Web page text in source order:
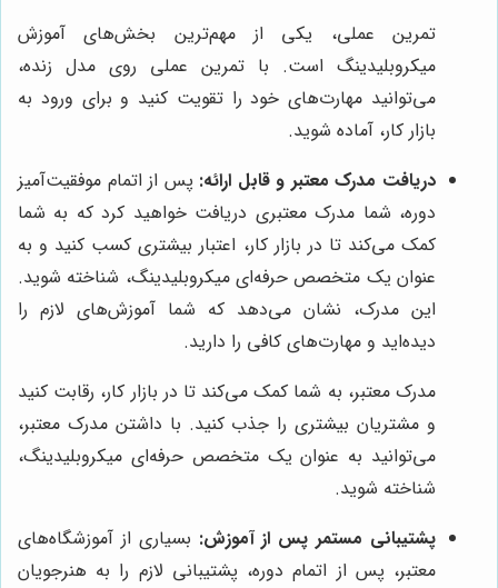
تمرین عملی، یکی از مهم‌ترین بخش‌های آموزش
میکروبلیدینگ است. با تمرین عملی روی مدل زنده،
می‌توانید مهارت‌های خود را تقویت کنید و برای ورود به
بازار کار، آماده شوید.
دریافت مدرک معتبر و قابل ارائه: پس از اتمام موفقیت‌آمیز
دوره، شما مدرک معتبری دریافت خواهید کرد که به شما
کمک می‌کند تا در بازار کار، اعتبار بیشتری کسب کنید و به
عنوان یک متخصص حرفه‌ای میکروبلیدینگ، شناخته شوید.
این مدرک، نشان می‌دهد که شما آموزش‌های لازم را
دیده‌اید و مهارت‌های کافی را دارید.
مدرک معتبر، به شما کمک می‌کند تا در بازار کار، رقابت کنید
و مشتریان بیشتری را جذب کنید. با داشتن مدرک معتبر،
می‌توانید به عنوان یک متخصص حرفه‌ای میکروبلیدینگ،
شناخته شوید.
پشتیبانی مستمر پس از آموزش: بسیاری از آموزشگاه‌های
معتبر، پس از اتمام دوره، پشتیبانی لازم را به هنرجویان